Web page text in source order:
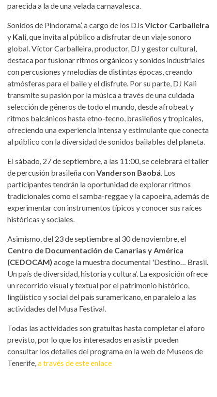
parecida a la de una velada carnavalesca.
Sonidos de Pindorama’, a cargo de los DJs Víctor Carballeira
y Kali, que invita al público a disfrutar de un viaje sonoro
global. Víctor Carballeira, productor, DJ y gestor cultural,
destaca por fusionar ritmos orgánicos y sonidos industriales
con percusiones y melodías de distintas épocas, creando
atmósferas para el baile y el disfrute. Por su parte, DJ Kali
transmite su pasión por la música a través de una cuidada
selección de géneros de todo el mundo, desde afrobeat y
ritmos balcánicos hasta etno-tecno, brasileños y tropicales,
ofreciendo una experiencia intensa y estimulante que conecta
al público con la diversidad de sonidos bailables del planeta.
El sábado, 27 de septiembre, a las 11:00, se celebrará el taller
de percusión brasileña conVanderson Baobá. Los
participantes tendrán la oportunidad de explorar ritmos
tradicionales como el samba-reggae y la capoeira, además de
experimentar con instrumentos típicos y conocer sus raíces
históricas y sociales.
Asimismo, del 23 de septiembre al 30 de noviembre, el
Centro de Documentación de Canarias y América
(CEDOCAM) acoge la muestra documental 'Destino… Brasil.
Un país de diversidad, historia y cultura'. La exposición ofrece
un recorrido visual y textual por el patrimonio histórico,
lingüístico y social del país suramericano, en paralelo a las
actividades del Musa Festival.
Todas las actividades son gratuitas hasta completar el aforo
previsto, por lo que los interesados en asistir pueden
consultar los detalles del programa en la web de Museos de
Tenerife,a través de este enlace